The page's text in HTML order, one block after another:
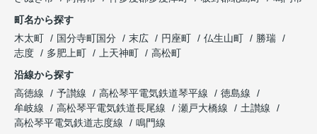
町名から探す
木太町
国分寺町国分 末広 円座町 仏生山町
勝瑞
志度
多肥上町 上天神町
高松町
沿線から探す
高徳線
予讃線 高松琴平電気鉄道琴平線
徳島線
牟岐線
高松琴平電気鉄道長尾線 瀬戸大橋線
土讃線
高松琴平電気鉄道志度線
鳴門線